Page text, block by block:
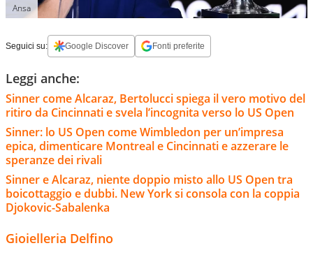
Ansa
Seguici su: Google Discover Fonti preferite
Leggi anche:
Sinner come Alcaraz, Bertolucci spiega il vero motivo del
ritiro da Cincinnati e svela l’incognita verso lo US Open
Sinner: lo US Open come Wimbledon per un’impresa
epica, dimenticare Montreal e Cincinnati e azzerare le
speranze dei rivali
Sinner e Alcaraz, niente doppio misto allo US Open tra
boicottaggio e dubbi. New York si consola con la coppia
Djokovic-Sabalenka
Gioielleria Delfino